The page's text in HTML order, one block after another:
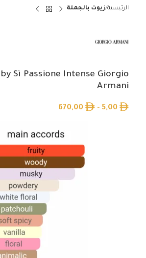
الرئيسية زيوت بالجملة
Sì Passione Intense Giorgio
Armani
5,00
–
670,00